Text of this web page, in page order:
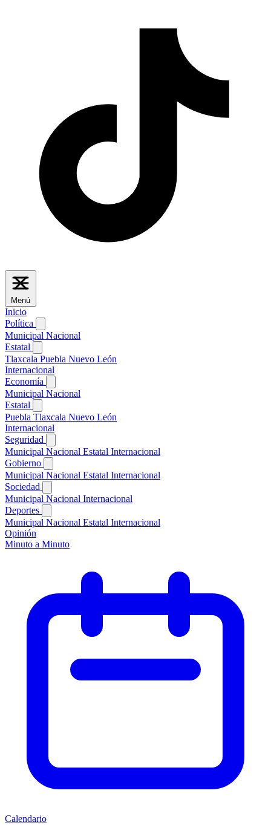
Menú
Inicio
Política
Municipal Nacional
Estatal
Tlaxcala Puebla Nuevo León
Internacional
Economía
Municipal Nacional
Estatal
Puebla Tlaxcala Nuevo León
Internacional
Seguridad
Municipal Nacional Estatal Internacional
Gobierno
Municipal Nacional Estatal Internacional
Sociedad
Municipal Nacional Internacional
Deportes
Municipal Nacional Estatal Internacional
Opinión
Minuto a Minuto
Calendario